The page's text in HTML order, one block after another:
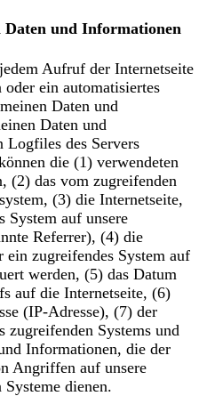
Daten und Informationen
Aufruf der Internetseite
ein automatisiertes
Daten und
Daten und
Logfiles des Servers
die (1) verwendeten
(2) das vom zugreifenden
(3) die Internetseite,
System auf unsere
Referrer), (4) die
zugreifendes System auf
werden, (5) das Datum
auf die Internetseite, (6)
(IP-Adresse), (7) der
zugreifenden Systems und
Informationen, die der
Angriffen auf unsere
dienen.